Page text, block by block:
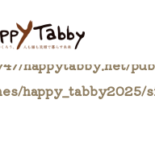
Spay
to access array
happytabby.net/
happy_tabby2025/